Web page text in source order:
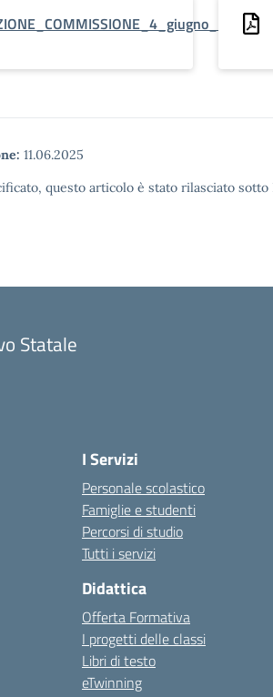
11.06.2025
questo articolo è stato rilasciato
Statale
I Servizi
Personale scolastico
Famiglie e studenti
Percorsi di studio
Tutti i servizi
Didattica
Offerta Formativa
I progetti delle classi
Libri di testo
eTwinning